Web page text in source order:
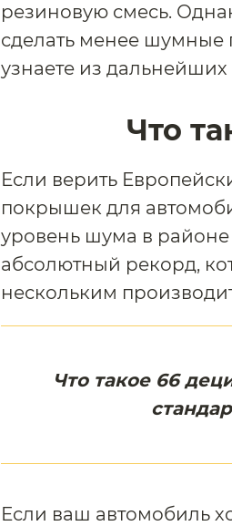
резиновую смесь.
сделать менее шумные
узнаете из дальнейших
Что
Если верить
покрышек для
уровень шума в
абсолютный рекорд,
нескольким
Что такое 66
Если ваш автомобиль